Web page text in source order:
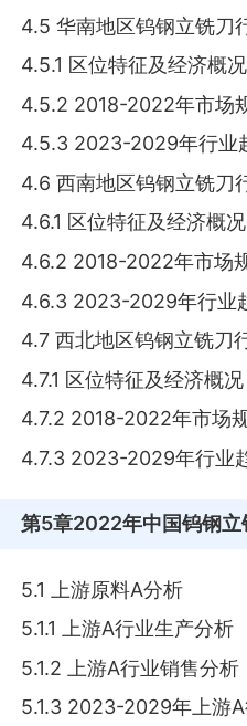
4.5 华南地区钨钢立铣刀
4.5.1 区位特征及经济概况
4.5.2 2018-2022年市场
4.5.3 2023-2029年行业
4.6 西南地区钨钢立铣刀
4.6.1 区位特征及经济概况
4.6.2 2018-2022年市场
4.6.3 2023-2029年行业
4.7 西北地区钨钢立铣刀
4.7.1 区位特征及经济概况
4.7.2 2018-2022年市场
4.7.3 2023-2029年行业
第5章2022年中国钨钢立
5.1 上游原料A分析
5.1.1 上游A行业生产分析
5.1.2 上游A行业销售分析
5.1.3 2023-2029年上游